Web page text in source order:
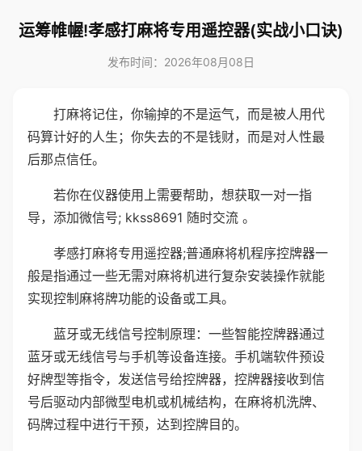
运筹帷幄!孝感打麻将专用遥控器(实战小口诀)
发布时间：2026年08月08日
打麻将记住，你输掉的不是运气，而是被人用代
码算计好的人生；你失去的不是钱财，而是对人性最
后那点信任。
若你在仪器使用上需要帮助，想获取一对一指
导，添加微信号; kkss8691 随时交流 。
孝感打麻将专用遥控器;普通麻将机程序控牌器一
般是指通过一些无需对麻将机进行复杂安装操作就能
实现控制麻将牌功能的设备或工具。
蓝牙或无线信号控制原理：一些智能控牌器通过
蓝牙或无线信号与手机等设备连接。手机端软件预设
好牌型等指令，发送信号给控牌器，控牌器接收到信
号后驱动内部微型电机或机械结构，在麻将机洗牌、
码牌过程中进行干预，达到控牌目的。